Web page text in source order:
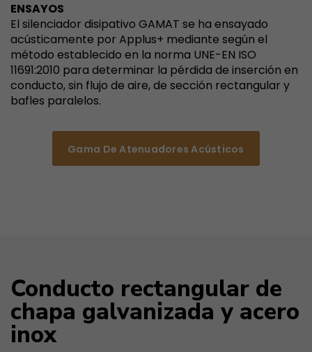
ENSAYOS
El silenciador disipativo GAMAT se ha ensayado
acústicamente por Applus+ mediante según el
método establecido en la norma UNE-EN ISO
11691:2010 para determinar la pérdida de inserción en
conducto, sin flujo de aire, de sección rectangular y
bafles paralelos.
Gama De Atenuadores Acústicos
Conducto rectangular de
chapa galvanizada y acero
inox